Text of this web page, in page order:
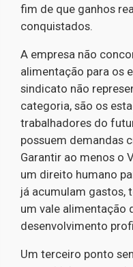
fim de que ganhos
conquistados.
A empresa não
alimentação para os
sindicato não
categoria, são os
trabalhadores do
possuem demandas
Garantir ao menos o
um direito humano
já acumulam gastos,
um vale alimentação
desenvolvimento
Um terceiro ponto